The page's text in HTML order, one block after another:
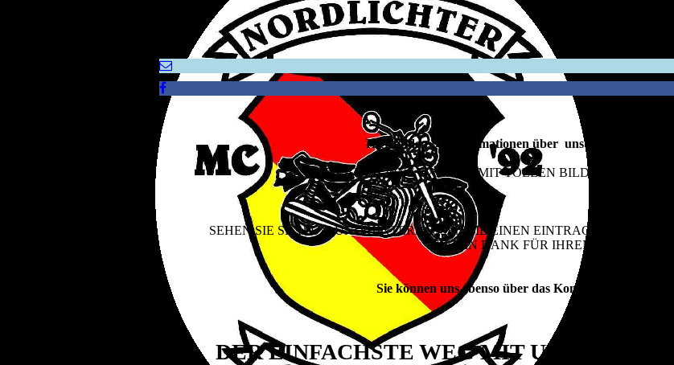
Hier finden Sie Informationen über uns und unsere
ES GIBT AUCH EINE GALERIE MIT TOLLEN BILDERN DER
SEHEN SIE SICH UM UND HINTERLASSEN SIE EINEN EINTRAG IM
VIELEN DANK FÜR IHREN BESUCH!
Sie können uns ebenso über das Kontaktformular
DER EINFACHSTE WEG MIT UNS IN